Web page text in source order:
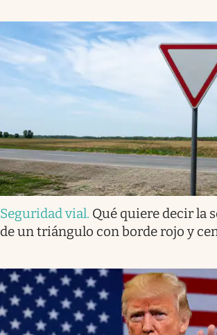
Seguridad vial. Qué quiere decir la
de un triángulo con borde rojo y